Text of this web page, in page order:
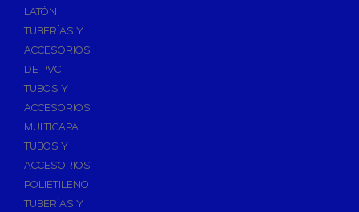
LATÓN
TUBERÍAS Y
ACCESORIOS
DE PVC
TUBOS Y
ACCESORIOS
MULTICAPA
TUBOS Y
ACCESORIOS
POLIETILENO
TUBERÍAS Y